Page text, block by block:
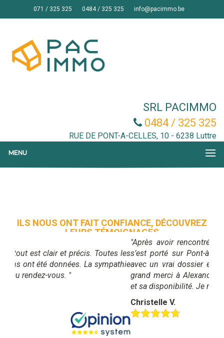
071 / 325 325 0484 / 325 325 info@pacimmo.be
SRL PACIMMO
0484 / 325 325
RUE DE PONT-A-CELLES, 10 - 6238 Luttre
MENU
ILS NOUS ONT FAIT CONFIANCE, DÉCOUVREZ
LEURS TÉMOIGNAGES
"Après avoir rencontré plusieurs agences, notre choix
s’est porté sur Pont-à-Celles Immo. La seule à arriver
avec un vrai dossier et des recherches déjà faites. Un
grand merci à Alexandre pour sa gentillesse, son suivi
et sa disponibilité. Je recommande les yeux fermés !"